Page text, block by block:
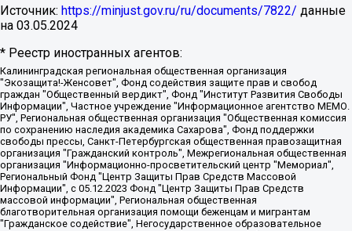
Источник: https://minjust.gov.ru/ru/documents/7822/ данные
на 03.05.2024
* Реестр иностранных агентов:
Калининградская региональная общественная организация "Экозащита!-Женсовет", Фонд содействия защите прав и свобод граждан "Общественный вердикт", Фонд "Институт Развития Свободы Информации", Частное учреждение "Информационное агентство МЕМО. РУ", Региональная общественная организация "Общественная комиссия по сохранению наследия академика Сахарова", Фонд поддержки свободы прессы, Санкт-Петербургская общественная правозащитная организация "Гражданский контроль", Межрегиональная общественная организация "Информационно-просветительский центр "Мемориал", Региональный Фонд "Центр Защиты Прав Средств Массовой Информации", с 05.12.2023 Фонд "Центр Защиты Прав Средств массовой информации", Региональная общественная благотворительная организация помощи беженцам и мигрантам "Гражданское содействие", Негосударственное образовательное учреждение дополнительного профессионального образования (повышение квалификации) специалистов "АКАДЕМИЯ ПО ПРАВАМ ЧЕЛОВЕКА", Свердловская региональная общественная организация "Сутяжник", Автономная некоммерческая организация "Центр независимых социологических исследований", Союз общественных объединений "Российский исследовательский центр по правам человека", Региональное общественное учреждение научно-информационный центр "МЕМОРИАЛ", Некоммерческая организация "Фонд защиты гласности", Автономная некоммерческая организация "Институт прав человека", Городская общественная организация "Екатеринбургское общество "МЕМОРИАЛ", Городская общественная организация "Рязанское историко-просветительское и правозащитное общество "Мемориал" (Рязанский Мемориал), Челябинский региональный орган общественной самодеятельности – женское общественное объединение "Женщины Евразии", Челябинский региональный орган общественной самодеятельности "Уральская правозащитная группа", Фонд содействия защите здоровья и социальной справедливости имени Андрея Рылькова, Автономная Некоммерческая Организация "Аналитический Центр Юрия Левады", Автономная некоммерческая организация социальной поддержки населения "Проект Апрель", Региональная общественная организация помощи женщинам и детям, находящимся в кризисной ситуации "Информационно-методический центр "Анна", Фонд содействия развитию массовых коммуникаций и правовому просвещению "Так-так-Так", Фонд содействия устойчивому развитию "Серебряная тайга", Свердловский региональный общественный фонд социальных проектов "Новое время", "Idel.Реалии", Кавказ.Реалии, Крым.Реалии, Телеканал Настоящее Время, Татаро-башкирская служба Радио Свобода (Azatliq Radiosi), Радио Свободная Европа/Радио Свобода (PCE/PC), "Сибирь.Реалии", "Фактограф", Благотворительный фонд помощи осужденным и их семьям, Автономная некоммерческая организация "Институт глобализации и социальных движений", Фонд "В защиту прав заключенных", Частное учреждение "Центр поддержки и содействия развитию средств массовой информации", Пензенский региональный общественный благотворительный фонд "Гражданский союз", "Север.Реалии", Некоммерческая организация Фонд "Правовая инициатива", Общество с ограниченной ответственностью "Радио Свободная Европа/Радио Свобода", Чешское информационное агентство "MEDIUM-ORIENT", Красноярская региональная общественная организация "Мы против СПИДа", Камалягин Денис Николаевич, Маркелов Сергей Евгеньевич, Пономарев Лев Александрович, Савицкая Людмила Алексеевна, Автономная некоммерческая организация "Центр по работе с проблемой насилия "НАСИЛИЮ.НЕТ", Межрегиональный профессиональный союз работников здравоохранения "Альянс врачей", Юридическое лицо, зарегистрированное в Латвийской Республике, SIA "Medusa Project" (регистрационный номер 40103797863, дата регистрации 10.06.2014), Некоммерческая организация "Фонд по борьбе с коррупцией", Автономная некоммерческая организация "Институт права и публичной политики", Баданин Роман Сергеевич, Гликин Максим Александрович, Железнова Мария Михайловна, Лукьянова Юлия Сергеевна, Маетная Елизавета Витальевна, Маняхин Петр Борисович, Чуракова Ольга Владимировна, Ярош Юлия Петровна, Юридическое лицо "The Insider SIA", зарегистрированное в Риге, Латвийская Республика (дата регистрации 26.06.2015), являющееся администратором доменного имени интернет-издания "The Insider SIA", https://theins.ru, Постернак Алексей Евгеньевич, Рубин Михаил Аркадьевич, Анин Роман Александрович, Юридическое лицо Istories fonds, зарегистрированное в Латвийской Республике (регистрационный номер 50008295751, дата регистрации 24.02.2020), Великовский Дмитрий Александрович, Долинина Ирина Николаевна, Мароховская Алеся Алексеевна, Шлейнов Роман Юрьевич, Шмагун Олеся Валентиновна, Общество с ограниченной ответственностью "Альтаир 2021", Общество с ограниченной ответственностью "Вега 2021", Общество с ограниченной ответственностью "Главный редактор 2021", Общество с ограниченной ответственностью "Ромашки монолит", Важенков Артем Валерьевич, Ивановская областная общественная организация "Центр гендерных исследований", Гурман Юрий Альбертович, Медиапроект "ОВД-Инфо", Егоров Владимир Владимирович, Жилинский Владимир Александрович, Общество с ограниченной ответственностью "ЗП", Иванова София Юрьевна, Карезина Инна Павловна, Кильтау Екатерина Викторовна, Петров Алексей Викторович, Пискунов Сергей Евгеньевич, Смирнов Сергей Сергеевич, Тихонов Михаил Сергеевич, Общество с ограниченной ответственностью "ЖУРНАЛИСТ-ИНОСТРАННЫЙ АГЕНТ", Арапова Галина Юрьевна, Вольтская Татьяна Анатольевна, Американская компания "Mason G.E.S. Anonymous Foundation" (США), являющаяся владельцем интернет-издания https://mnews.world/, Компания "Stichting Bellingcat", зарегистрированная в Нидерландах (дата регистрации 11.07.2018), Захаров Андрей Вячеславович, Клепиковская Екатерина Дмитриевна, Общество с ограниченной ответственностью "МЕМО", Перл Роман Александрович, Симонов Евгений Алексеевич, Соловьева Елена Анатольевна, Сотников Даниил Владимирович, Сурначева Елизавета Дмитриевна, Автономная некоммерческая организация по защите прав человека и информированию населения "Якутия – Наше Мнение", Общество с ограниченной ответственностью "Москоу диджитал медиа", с 26.01.2023 Общество с ограниченной ответственностью "Чайка Белые сады", Ветошкина Валерия Валерьевна, Заговора Максим Александрович, Межрегиональное общественное движение "Российская ЛГБТ - сеть", Оленичев Максим Владимирович, Павлов Иван Юрьевич, Скворцова Елена Сергеевна, Общество с ограниченной ответственностью "Как бы инагент", Кочетков Игорь Викторович, Общество с ограниченной ответственностью "Честные выборы", Еланчик Олег Александрович, Общество с ограниченной ответственностью "Нобелевский призыв", Гималова Регина Эмилевна, Григорьев Андрей Валерьевич, Григорьева Алина Александровна, Ассоциация по содействию защите прав призывников, альтернативнослужащих и военнослужащих "Правозащитная группа "Гражданин.Армия.Право", Хисамова Регина Фаритовна, Автономная некоммерческая организация по реализации социально-правовых программ "Лилит", Дальневосточное общественное движение "Маяк", Санкт-Петербургская ЛГБТ-инициативная группа "Выход", Инициативная группа ЛГБТ+ "Реверс", Алексеев Андрей Викторович, Бекбулатова Таисия Львовна, Беляев Иван Михайлович, Владыкина Елена Сергеевна, Гельман Марат Александрович, Никульшина Вероника Юрьевна, Толоконникова Надежда Андреевна, Шендерович Виктор Анатольевич, Общество с ограниченной ответственностью "Данное сообщение", Общество с ограниченной ответственностью Издательский дом "Новая глава", Айнбиндер Александра Александровна, Московский комьюнити-центр для ЛГБТ+инициатив, Благотворительный фонд развития филантропии, Deutsche Welle (Германия, Kurt-Schumacher-Strasse 3, 53113 Bonn), Борзунова Мария Михайловна, Воробьев Виктор Викторович, Голубева Анна Львовна, Константинова Алла Михайловна, Малкова Ирина Владимировна, Мурадов Мурад Абдулгалимович, Осетинская Елизавета Николаевна, Понасенков Евгений Николаевич, Ганапольский Матвей Юрьевич, Киселев Евгений Алексеевич, Борухович Ирина Григорьевна, Дремин Иван Тимофеевич, Дубровский Дмитрий Викторович, Красноярская региональная общественная организация поддержки и развития альтернативных образовательных технологий и межкультурных коммуникаций "ИНТЕРРА", Маяковская Екатерина Алексеевна, Фейгин Марк Захарович, Филимонов Андрей Викторович, Дзугкоева Регина Николаевна, Доброхотов Роман Александрович, Дудь Юрий Александрович, Елкин Сергей Владимирович, Кругликов Кирилл Игоревич, Сабунаева Мария Леонидовна, Семенов Алексей Владимирович, Шаинян Карен Багратович, Шульман Екатерина Михайловна, Асафьев Артур Валерьевич, Вахштайн Виктор Семенович, Венедиктов Алексей Алексеевич, Лушникова Екатерина Евгеньевна, Волков Леонид Михайлович, Невзоров Александр Глебович, Пархоменко Сергей Борисович, Сироткин Ярослав Николаевич, Кара-Мурза Владимир Владимирович, Баранова Наталья Владимировна, Гозман Леонид Яковлевич, Кагарлицкий Борис Юльевич, Климарев Михаил Валерьевич, Милов Владимир Станиславович, Автономная некоммерческая организация Краснодарский центр современного искусства "Типография", Моргенштерн Алишер Тагирович, Соболь Любовь Эдуардовна, Общество с ограниченной ответственностью "ЛИЗА НОРМ", Каспаров Гарри Кимович, Ходорковский Михаил Борисович, Общество с ограниченной ответственностью "Апрельские тезисы", Данилович Ирина Брониславовна, Кашин Олег Владимирович, Петров Николай Владимирович, Пивоваров Алексей Владимирович, Соколов Михаил Владимирович, Цветкова Юлия Владимировна, Чичваркин Евгений Александрович, Комитет против пыток/Команда против пыток, Общество с ограниченной ответственностью "Первый научный", Общество с ограниченной ответственностью "Вертолет и ко", Белоцерковская Вероника Борисовна, Кац Максим Евгеньевич, Лазарева Татьяна Юрьевна, Шаведдинов Руслан Табризович, Яшин Илья Валерьевич, Общество с ограниченной ответственностью "Иноагент ААВ", Алешковский Дмитрий Петрович, Альбац Евгения Марковна, Быков Дмитрий Львович, Галямина Юлия Евгеньевна, Лойко Сергей Леонидович, Мартынов Кирилл Константинович, Медведев Сергей Александрович, Крашенинников Федор Геннадиевич, Гордеева Катерина Вл